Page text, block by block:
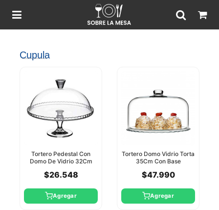
Cupula
Tortero Pedestal Con
Domo De Vidrio 32Cm
$26.548
Agregar
Tortero Domo Vidrio Torta
35Cm Con Base
$47.990
Agregar